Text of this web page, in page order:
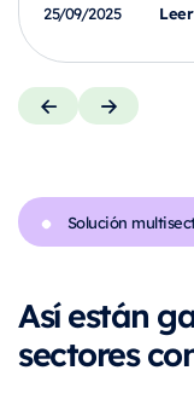
25/09/2025
Solución
Así están
sectores